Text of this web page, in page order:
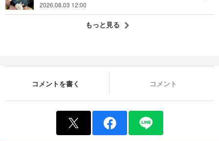
2026.08.03 12:00
もっと見る
コメントを書く コメント